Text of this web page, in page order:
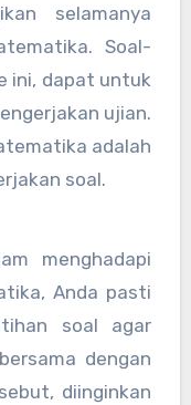
selamanya
Soal-
ini, dapat untuk
ujian.
adalah
soal.
menghadapi
Anda pasti
soal agar
dengan
diinginkan